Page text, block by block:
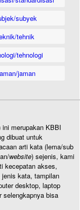
subyek
tehnik
tehnologi
jaman
merupakan KBBI
dibuat untuk
arti kata (lema/sub
website) sejenis, kami
kecepatan akses,
jenis kata, tampilan
desktop, laptop
selengkapnya bisa